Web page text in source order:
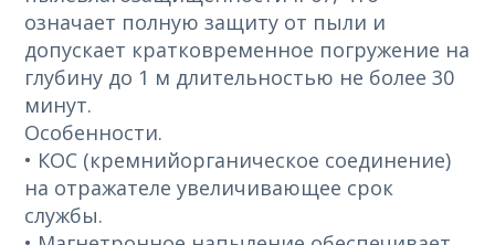
означает полную защиту от пыли и
допускает кратковременное погружение на
глубину до 1 м длительностью не более 30
минут.
Особенности.
• КОС (кремнийорганическое соединение)
на отражателе увеличивающее срок
службы.